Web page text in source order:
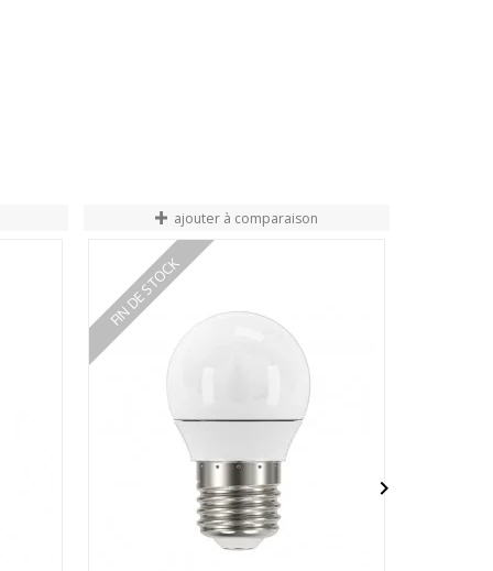
ajouter à comparaison
FIN DE STOCK
